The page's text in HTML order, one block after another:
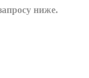
ниже.